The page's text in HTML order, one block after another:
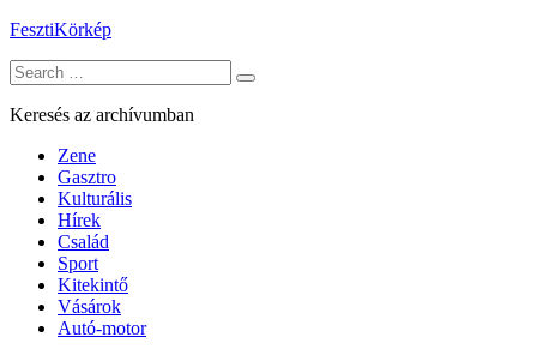
Skip
content
FesztiKörkép
Search
for:
Keresés az archívumban
Zene
Gasztro
Kulturális
Hírek
Család
Sport
Kitekintő
Vásárok
Autó-motor